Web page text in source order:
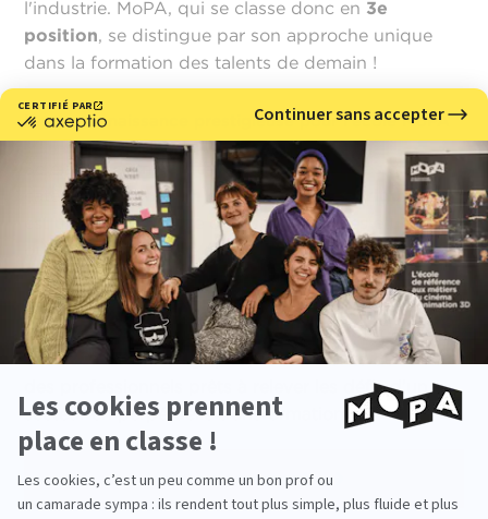
l'industrie. MoPA, qui se classe donc en 3e
position, se distingue par son approche unique
dans la formation des talents de demain !
Une reconnaissance prestigieuse pour l'école MoPA
Se classer parmi les trois meilleures écoles dans la
catégorieAnimation et Création Numérique
est un véritable gage de qualité pour les étudiants
qui choisissent cette école pour se former aux
métiers du cinéma d'animation. Ce classement
illustre l’engagement de MoPA dans la qualité de
son enseignement, sa capacité à s’adapter aux
évolutions technologiques, et sa volonté de former
des professionnels prêts à relever les défis d’un
secteur en perpétuelle transformation.
Voir le classement